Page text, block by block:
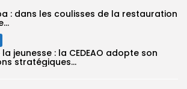
: dans les coulisses de la restauration
jeunesse : la CEDEAO adopte son
stratégiques...